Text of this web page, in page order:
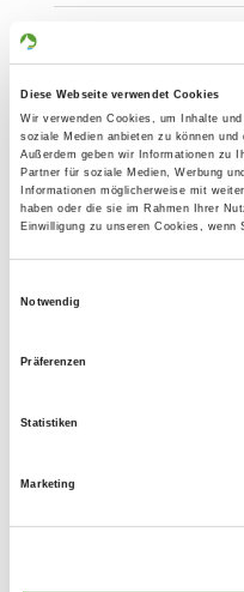
Diese Webseite verwendet Cookies
Wir verwenden Cookies, um Inhalte
soziale Medien anbieten zu können
Außerdem geben wir Informationen zu
Partner für soziale Medien, Werbung
Informationen möglicherweise mit
haben oder die sie im Rahmen Ihrer
Einwilligung zu unseren Cookies, wenn
Notwendig
Präferenzen
Statistiken
Marketing
86169 Augsburg
OG -
Schwabegger
86830
Wertachau
Wasenmeisterweg
OG - Stadtbergen